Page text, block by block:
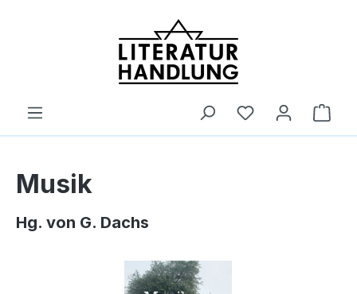
Musik
Hg. von G. Dachs
Bildergalerie überspringen